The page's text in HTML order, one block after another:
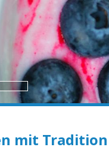
mit Tradition